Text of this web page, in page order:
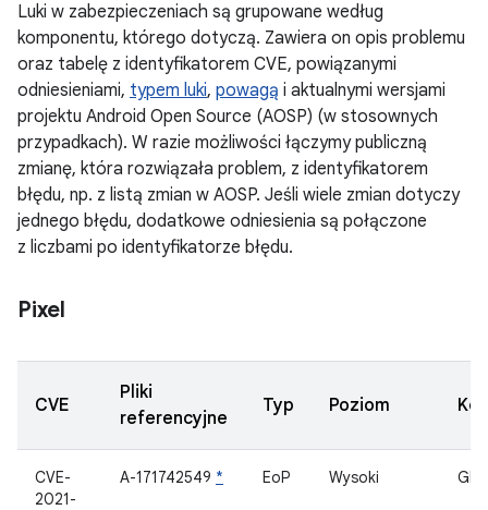
Luki w zabezpieczeniach są grupowane według
komponentu, którego dotyczą. Zawiera on opis problemu
oraz tabelę z identyfikatorem CVE, powiązanymi
odniesieniami, typem luki, powagą i aktualnymi wersjami
projektu Android Open Source (AOSP) (w stosownych
przypadkach). W razie możliwości łączymy publiczną
zmianę, która rozwiązała problem, z identyfikatorem
błędu, np. z listą zmian w AOSP. Jeśli wiele zmian dotyczy
jednego błędu, dodatkowe odniesienia są połączone
z liczbami po identyfikatorze błędu.
Pixel
CVE
Pliki
referencyjne
Typ Poziom
CVE-
2021-
A-171742549 * EoP Wysoki